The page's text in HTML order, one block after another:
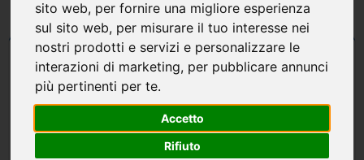
sito web, per fornire una migliore esperienza
sul sito web, per misurare il tuo interesse nei
nostri prodotti e servizi e personalizzare le
interazioni di marketing, per pubblicare annunci
più pertinenti per te.
Accetto
Rifiuto
UTENTI REGISTRATI
Login